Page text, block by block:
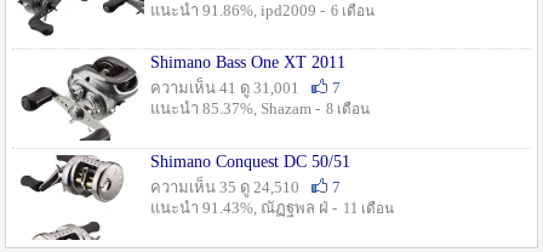
แนะนำ 91.86%, ipd2009 - 6 เดือน
Shimano Bass One XT 2011
ความเห็น 41 ดู 31,001
7
แนะนำ 85.37%, Shazam - 8 เดือน
Shimano Conquest DC 50/51
ความเห็น 35 ดู 24,510
7
แนะนำ 91.43%, ณัฏฐพล ฝ่ - 11 เดือน